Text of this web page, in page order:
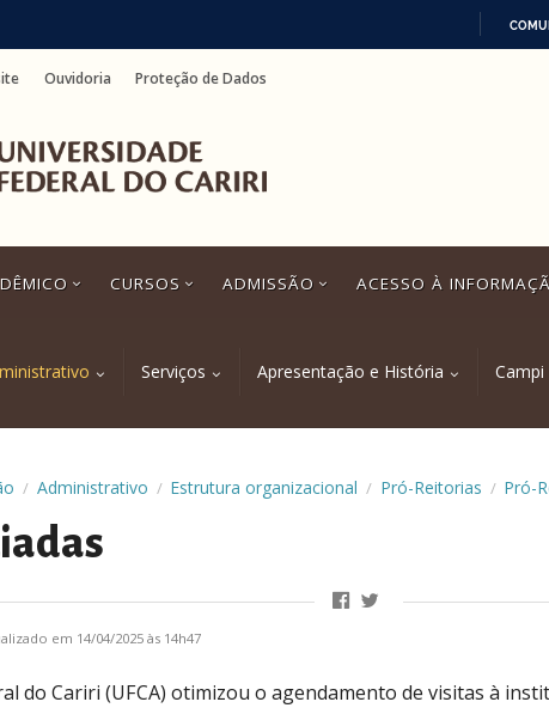
Ouvidoria Proteção de Dados
CURSOS ADMISSÃO ACESSO À
Serviços Apresentação e História Campi
/ Administrativo / Estrutura organizacional / Pró-Reitorias /
em 14/04/2025 às 14h47
do Cariri (UFCA) otimizou o agendamento de visitas à